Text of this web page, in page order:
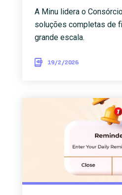
A Minu lidera o
soluções completas de
grande escala.
19/2/2026